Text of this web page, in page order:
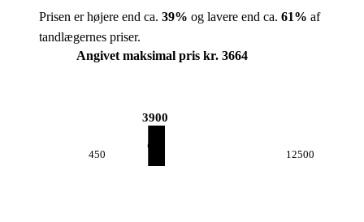
Prisen er højere end ca. 39% og lavere end ca. 61% af
tandlægernes priser.
Angivet maksimal pris kr. 3664
450
3900
12500